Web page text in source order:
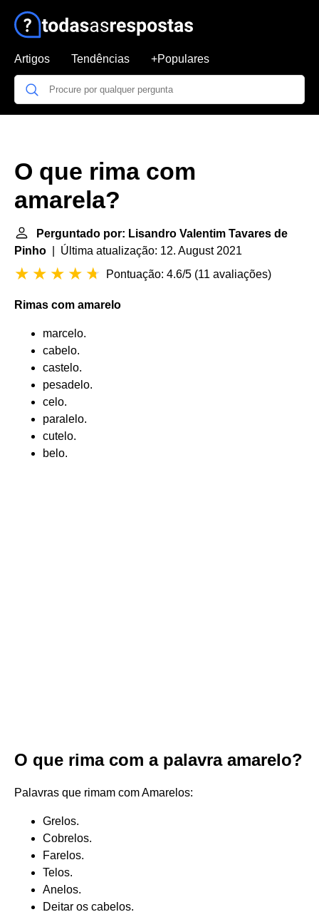
Artigos Tendências +Populares
O que rima com
amarela?
Perguntado por: Lisandro Valentim Tavares de
Pinho | Última atualização: 12. August 2021
Pontuação: 4.6/5 (11 avaliações)
Rimas com amarelo
marcelo.
cabelo.
castelo.
pesadelo.
celo.
paralelo.
cutelo.
belo.
O que rima com a palavra amarelo?
Palavras que rimam com Amarelos:
Grelos.
Cobrelos.
Farelos.
Telos.
Anelos.
Deitar os cabelos.